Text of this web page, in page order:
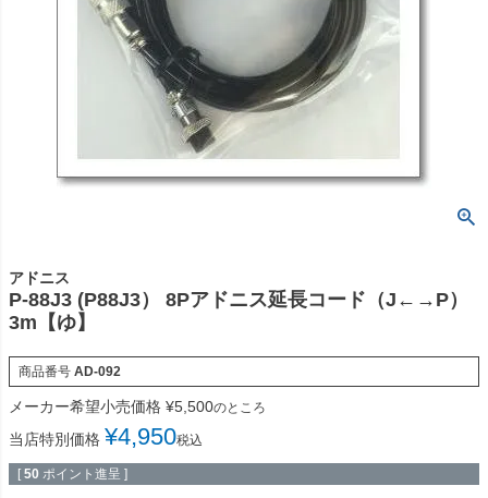
アドニス
P-88J3 (P88J3） 8Pアドニス延長コード（J←→P）
3m【ゆ】
商品番号 AD-092
メーカー希望小売価格 ¥5,500のところ
当店特別価格 ¥4,950税込
[ 50 ポイント進呈 ]